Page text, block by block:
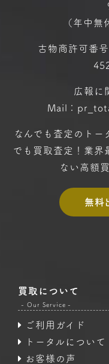
（年中無
古物商許可番
広報に
Mail：
なんでも査定のトー
でも買取査定！ 業界
ない高額
無料
買取について
- Our Service -
ご利用ガイド
トータルについて
お客様の声